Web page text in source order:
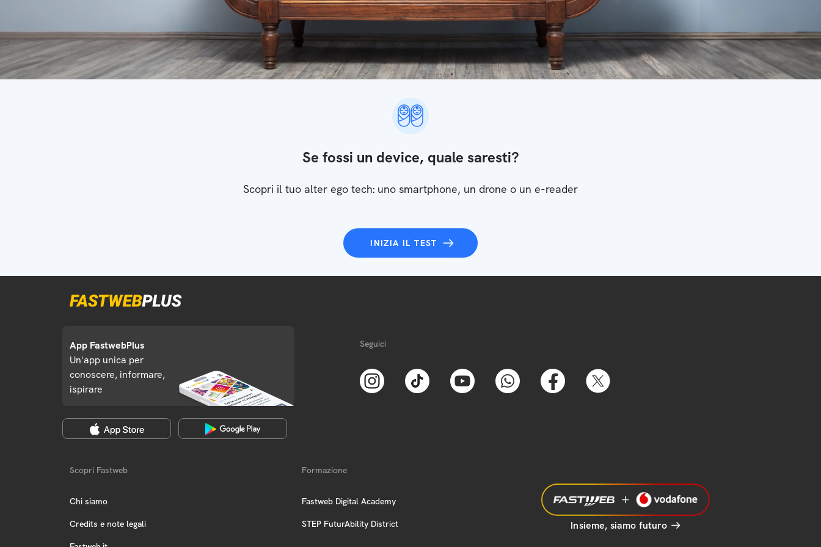
Se fossi un device, quale saresti?
Scopri il tuo alter ego tech: uno smartphone, un drone o un e-reader
INIZIA IL TEST
App FastwebPlus
Un'app unica per
conoscere, informare,
ispirare
Seguici
Scopri Fastweb
Chi siamo
Credits e note legali
Formazione
Fastweb Digital Academy
STEP FuturAbility District Insieme, siamo futuro